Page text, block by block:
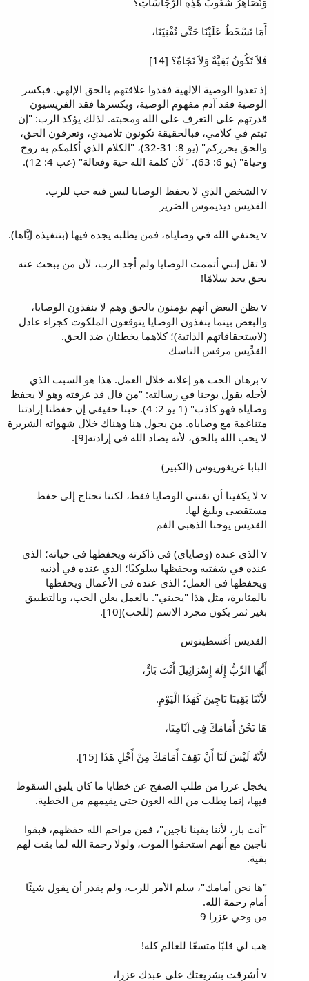
أَمَا تَسْخَطُ عَلَيْنَا حَتَّى تُفْنِيَنَا،
فَلاَ تَكُونُ بَقِيَّةٌ وَلاَ نَجَاةٌ؟ [14]
إذ تعدوا الوصية الإلهية فقدوا علاقتهم بالحق الإلهي. فبكسر
الوصية فقد آدم مفهوم الوصية، وبكسرها فقد الفريسيون
قدرتهم على التعرف على الله ومحبته. لذلك يؤكد الرب: "إن
ثبتم في كلامي، فبالحقيقة تكونون تلاميذي، وتعرفون الحق،
والحق يحرركم" (يو 8: 31-32)، "الكلام الذي أكلمكم به روح
وحياة" (يو 6: 63). "لأن كلمة الله حية وفعالة" (عب 4: 12).
v الشخص الذي لا يحفظ الوصايا ليس فيه حب للرب.
القديس ديديموس الضرير
v يختفي الله في وصاياه، فمن يطلبه يجده فيها (بتنفيذه إيَّاها).
لا تقل إنني أتممت الوصايا ولم أجد الرب، لأن من يبحث عنه
بحق يجد سلامًا!
v يظن البعض أنهم يؤمنون بالحق وهم لا ينفذون الوصايا،
والبعض بينما ينفذون الوصايا يتوقعون الملكوت كجزاء عادل
(لاستحقاقاتهم الذاتية)؛ كلاهما يخطئان ضد الحق.
القدِّيس مرقس الناسك
v برهان الحب هو إعلانه خلال العمل. هذا هو السبب الذي
لأجله يقول يوحنا في رسالته: "من قال قد عرفته وهو لا يحفظ
وصاياه فهو كاذب" (1 يو 2: 4). حبنا حقيقي إن حفظنا إرادتنا
متناغمة مع وصاياه. من يجول هنا وهناك خلال شهواته الشريرة
لا يحب الله بالحق، لأنه يضاد الله في إرادته[9].
البابا غريغوريوس (الكبير)
v لا يكفينا أن نقتني الوصايا فقط، لكننا نحتاج إلى حفظ
مستقصى وبليغ لها.
القديس يوحنا الذهبي الفم
v الذي عنده (وصاياي) في ذاكرته ويحفظها في حياته؛ الذي
عنده في شفتيه ويحفظها سلوكيًا؛ الذي عنده في أذنيه
ويحفظها في العمل؛ الذي عنده في الأعمال ويحفظها
بالمثابرة، مثل هذا "يحبني". بالعمل يعلن الحب، وبالتطبيق
بغير ثمر يكون مجرد الاسم (للحب)[10].
القديس أغسطينوس
أَيُّهَا الرَّبُّ إِلَهَ إِسْرَائِيلَ أَنْتَ بَارٌّ،
لأَنَّنَا بَقِينَا نَاجِينَ كَهَذَا الْيَوْمِ.
هَا نَحْنُ أَمَامَكَ فِي آثَامِنَا،
لأَنَّهُ لَيْسَ لَنَا أَنْ نَقِفَ أَمَامَكَ مِنْ أَجْلِ هَذَا [15].
يخجل عزرا من طلب الصفح عن خطايا ما كان يليق السقوط
فيها، إنما يطلب من الله العون حتى يقيمهم من الخطية.
"أنت بار، لأننا بقينا ناجين"، فمن مراحم الله حفظهم، فبقوا
ناجين مع أنهم استحقوا الموت، ولولا رحمة الله لما بقت لهم
بقية.
"ها نحن أمامك"، سلم الأمر للرب، ولم يقدر أن يقول شيئًا
أمام رحمة الله.
من وحي عزرا 9
هب لي قلبًا متسعًا للعالم كله!
v أشرقت بشريعتك على عبدك عزرا،